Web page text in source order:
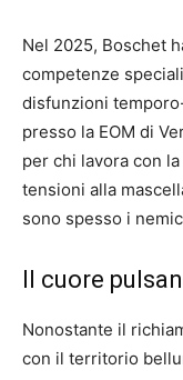
Nel 2025, Boschet
competenze
disfunzioni
presso la EOM di
per chi lavora con
tensioni alla
sono spesso i
Il cuore
Nonostante il
con il territorio